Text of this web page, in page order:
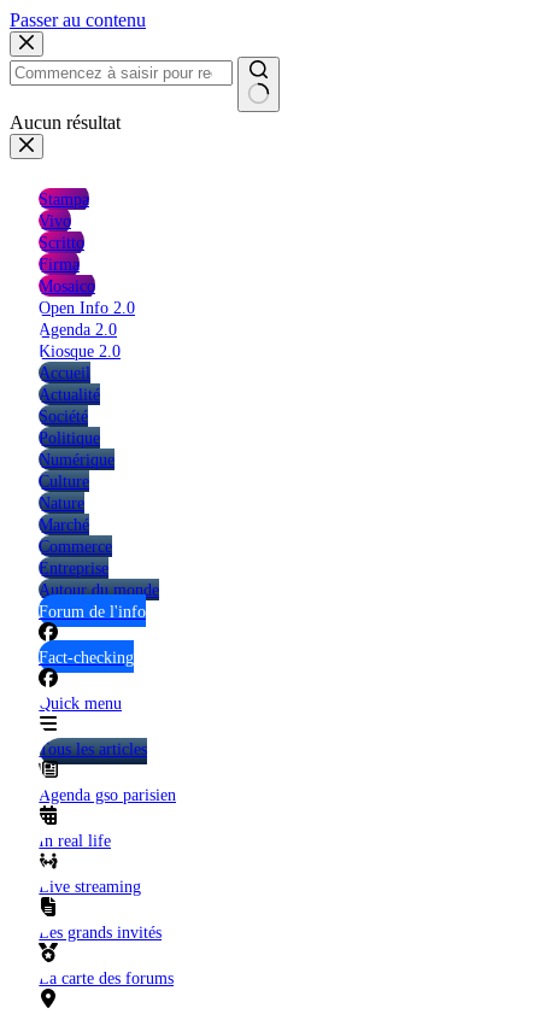
Passer au contenu
Aucun résultat
Stampa
Vivo
Scritto
Firma
Mosaico
Open Info 2.0
Agenda 2.0
Kiosque 2.0
Accueil
Actualité
Société
Politique
Numérique
Culture
Nature
Marché
Commerce
Entreprise
Autour du monde
Forum de l'info
Fact-checking
Quick menu
Tous les articles
Agenda gso parisien
In real life
Live streaming
Les grands invités
La carte des forums